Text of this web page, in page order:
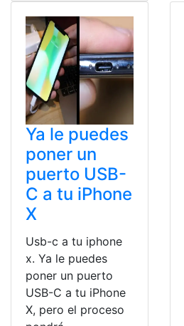
Ya le puedes
poner un
puerto USB-
C a tu iPhone
X
Usb-c a tu iphone
x. Ya le puedes
poner un puerto
USB-C a tu iPhone
X, pero el proceso